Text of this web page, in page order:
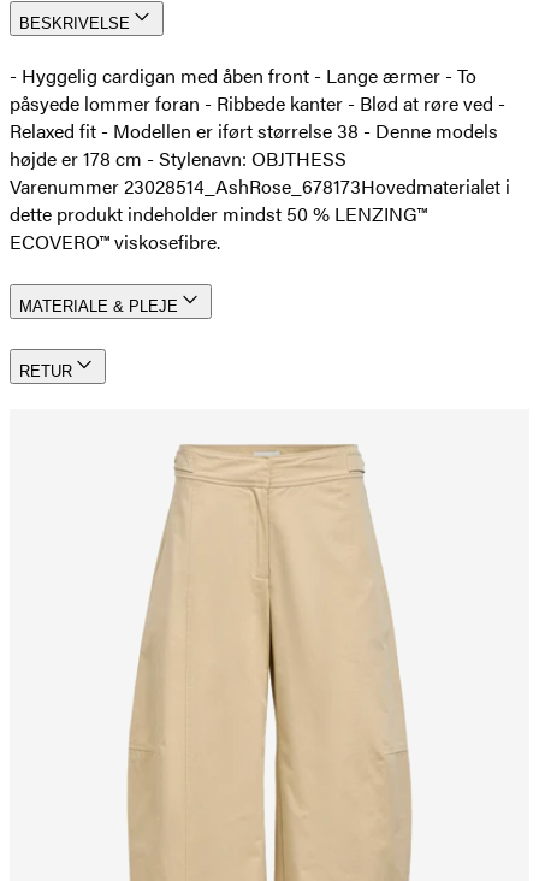
BESKRIVELSE
- Hyggelig cardigan med åben front - Lange ærmer - To
påsyede lommer foran - Ribbede kanter - Blød at røre ved -
Relaxed fit - Modellen er iført størrelse 38 - Denne models
højde er 178 cm - Stylenavn: OBJTHESS
Varenummer 23028514_AshRose_678173Hovedmaterialet i
dette produkt indeholder mindst 50 % LENZING™
ECOVERO™ viskosefibre.
MATERIALE & PLEJE
RETUR